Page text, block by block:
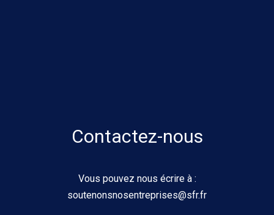
Contactez-nous
Vous pouvez nous écrire à :
soutenonsnosentreprises@sfr.fr